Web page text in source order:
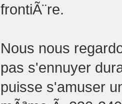
frontiÃ¨re.
Nous nous
pas s'ennuyer
puisse s'amuser